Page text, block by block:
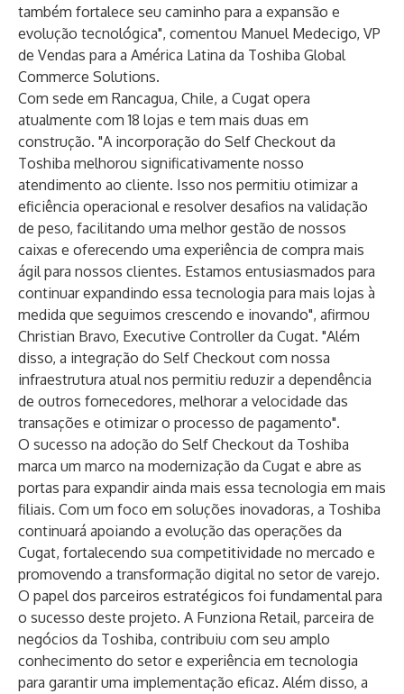
também fortalece seu caminho para a expansão e
evolução tecnológica", comentou Manuel Medecigo, VP
de Vendas para a América Latina da Toshiba Global
Commerce Solutions.
Com sede em Rancagua, Chile, a Cugat opera
atualmente com 18 lojas e tem mais duas em
construção. "A incorporação do Self Checkout da
Toshiba melhorou significativamente nosso
atendimento ao cliente. Isso nos permitiu otimizar a
eficiência operacional e resolver desafios na validação
de peso, facilitando uma melhor gestão de nossos
caixas e oferecendo uma experiência de compra mais
ágil para nossos clientes. Estamos entusiasmados para
continuar expandindo essa tecnologia para mais lojas à
medida que seguimos crescendo e inovando", afirmou
Christian Bravo, Executive Controller da Cugat. "Além
disso, a integração do Self Checkout com nossa
infraestrutura atual nos permitiu reduzir a dependência
de outros fornecedores, melhorar a velocidade das
transações e otimizar o processo de pagamento".
O sucesso na adoção do Self Checkout da Toshiba
marca um marco na modernização da Cugat e abre as
portas para expandir ainda mais essa tecnologia em mais
filiais. Com um foco em soluções inovadoras, a Toshiba
continuará apoiando a evolução das operações da
Cugat, fortalecendo sua competitividade no mercado e
promovendo a transformação digital no setor de varejo.
O papel dos parceiros estratégicos foi fundamental para
o sucesso deste projeto. A Funziona Retail, parceira de
negócios da Toshiba, contribuiu com seu amplo
conhecimento do setor e experiência em tecnologia
para garantir uma implementação eficaz. Além disso, a